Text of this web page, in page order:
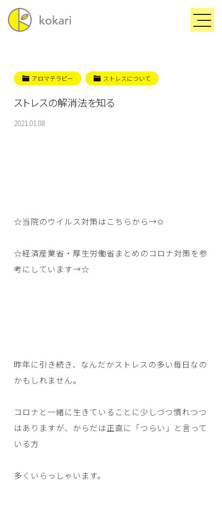
アロマテラピー ストレスについて
ストレスの解消法を知る
2021.01.08
☆当院のウイルス対策はこちらから→✩
☆経済産業省・厚生労働省まとめのコロナ対策を参
考にしています→☆
昨年に引き続き、なんだかストレスの多い毎日なの
かもしれません。
コロナと一緒に生きていることに少しづつ慣れつつ
はありますが、からだは正直に「つらい」と言って
いる方
多くいらっしゃいます。